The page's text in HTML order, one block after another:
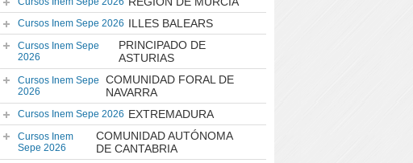
Cursos Inem Sepe 2026 ILLES BALEARS
Cursos Inem Sepe
2026
PRINCIPADO DE
ASTURIAS
Cursos Inem Sepe
2026
COMUNIDAD FORAL DE
NAVARRA
Cursos Inem Sepe 2026 EXTREMADURA
Cursos Inem
Sepe 2026
COMUNIDAD AUTÓNOMA
DE CANTABRIA